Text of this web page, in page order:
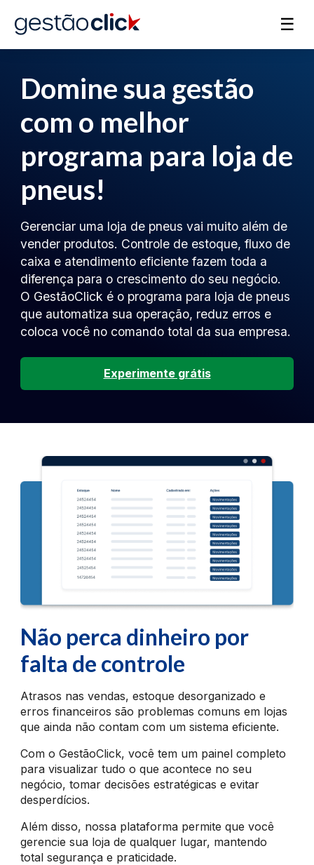
☰
Domine sua gestão
com o melhor
programa para loja de
pneus!
Gerenciar uma loja de pneus vai muito além de
vender produtos. Controle de estoque, fluxo de
caixa e atendimento eficiente fazem toda a
diferença para o crescimento do seu negócio.
O GestãoClick é o programa para loja de pneus
que automatiza sua operação, reduz erros e
coloca você no comando total da sua empresa.
Experimente grátis
Não perca dinheiro por
falta de controle
Atrasos nas vendas, estoque desorganizado e
erros financeiros são problemas comuns em lojas
que ainda não contam com um sistema eficiente.
Com o GestãoClick, você tem um painel completo
para visualizar tudo o que acontece no seu
negócio, tomar decisões estratégicas e evitar
desperdícios.
Além disso, nossa plataforma permite que você
gerencie sua loja de qualquer lugar, mantendo
total segurança e praticidade.